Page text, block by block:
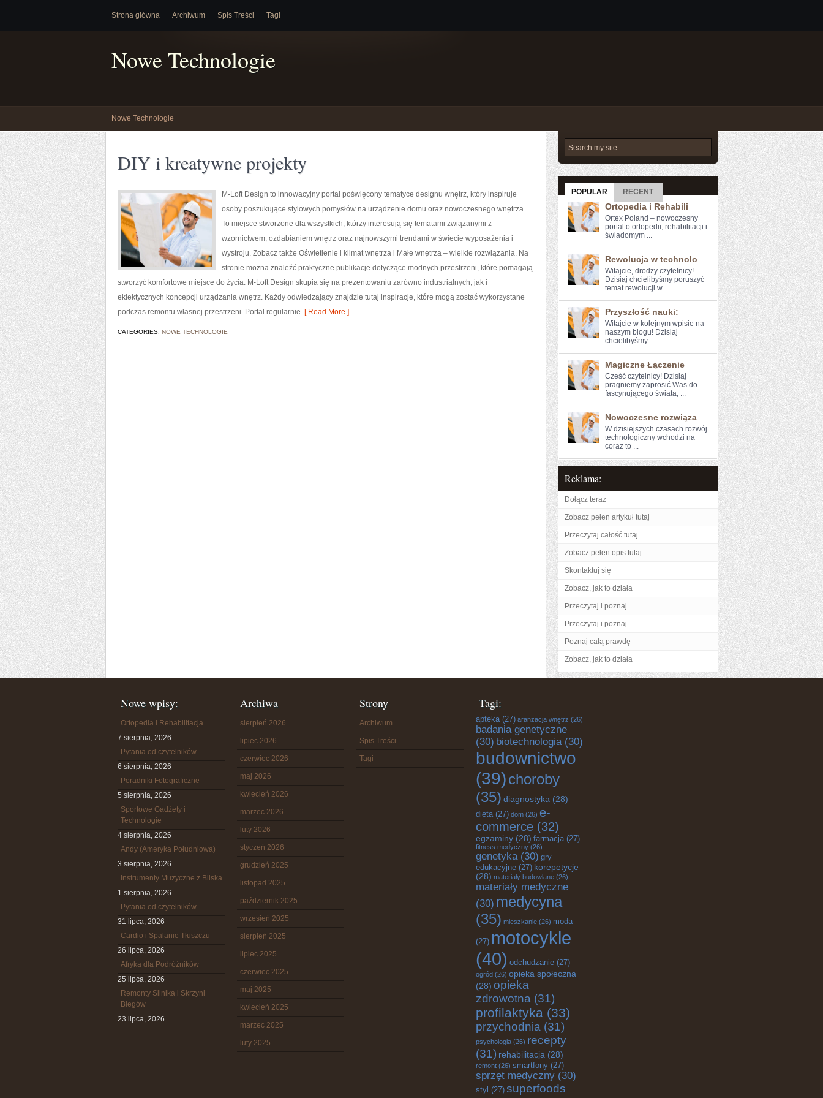
Strona główna Archiwum Spis Treści Tagi
Nowe Technologie
Nowe Technologie
DIY i kreatywne projekty
M-Loft Design to innowacyjny portal poświęcony tematyce designu wnętrz, który inspiruje
osoby poszukujące stylowych pomysłów na urządzenie domu oraz nowoczesnego wnętrza.
To miejsce stworzone dla wszystkich, którzy interesują się tematami związanymi z
wzornictwem, ozdabianiem wnętrz oraz najnowszymi trendami w świecie wyposażenia i
wystroju. Zobacz także Oświetlenie i klimat wnętrza i Małe wnętrza – wielkie rozwiązania. Na
stronie można znaleźć praktyczne publikacje dotyczące modnych przestrzeni, które pomagają
stworzyć komfortowe miejsce do życia. M-Loft Design skupia się na prezentowaniu zarówno industrialnych, jak i
eklektycznych koncepcji urządzania wnętrz. Każdy odwiedzający znajdzie tutaj inspiracje, które mogą zostać wykorzystane
podczas remontu własnej przestrzeni. Portal regularnie [ Read More ]
CATEGORIES: NOWE TECHNOLOGIE
POPULAR RECENT
Ortopedia i Rehabili
Ortex Poland – nowoczesny
portal o ortopedii, rehabilitacji i
świadomym ...
Rewolucja w technolo
Witajcie, drodzy⁤ czytelnicy!
Dzisiaj ​chcielibyśmy poruszyć
temat rewolucji w ...
Przyszłość nauki:
Witajcie w kolejnym wpisie na
naszym‍ blogu! Dzisiaj
chcielibyśmy ...
Magiczne Łączenie
Cześć ​czytelnicy! Dzisiaj
pragniemy zaprosić Was do
fascynującego świata, ...
Nowoczesne rozwiąza
W dzisiejszych czasach rozwój
technologiczny wchodzi na
coraz to ...
Reklama:
Dołącz teraz
Zobacz pełen artykuł tutaj
Przeczytaj całość tutaj
Zobacz pełen opis tutaj
Skontaktuj się
Zobacz, jak to działa
Przeczytaj i poznaj
Przeczytaj i poznaj
Poznaj całą prawdę
Zobacz, jak to działa
Nowe wpisy:
Ortopedia i Rehabilitacja
7 sierpnia, 2026
Pytania od czytelników
6 sierpnia, 2026
Poradniki Fotograficzne
5 sierpnia, 2026
Sportowe Gadżety i
Technologie
4 sierpnia, 2026
Andy (Ameryka Południowa)
3 sierpnia, 2026
Instrumenty Muzyczne z Bliska
1 sierpnia, 2026
Pytania od czytelników
31 lipca, 2026
Cardio i Spalanie Tłuszczu
26 lipca, 2026
Afryka dla Podróżników
25 lipca, 2026
Remonty Silnika i Skrzyni
Biegów
23 lipca, 2026
Archiwa
sierpień 2026
lipiec 2026
czerwiec 2026
maj 2026
kwiecień 2026
marzec 2026
luty 2026
styczeń 2026
grudzień 2025
listopad 2025
październik 2025
wrzesień 2025
sierpień 2025
lipiec 2025
czerwiec 2025
maj 2025
kwiecień 2025
marzec 2025
luty 2025
Strony
Archiwum
Spis Treści
Tagi
Tagi:
apteka(27) aranżacja wnętrz (26)
badania genetyczne
(30) biotechnologia(30)
budownictwo
(39)choroby
(35) diagnostyka (28)
dieta(27) dom (26) e-
commerce (32)
egzaminy (28) farmacja(27)
fitness medyczny (26)
genetyka(30) gry
edukacyjne (27) korepetycje
(28) materiały budowlane (26)
materiały medyczne
(30) medycyna
(35) mieszkanie (26) moda
(27) motocykle
(40) odchudzanie (27)
ogród (26) opieka społeczna
(28) opieka
zdrowotna (31)
profilaktyka (33)
przychodnia (31)
psychologia (26) recepty
(31) rehabilitacja (28)
remont (26) smartfony (27)
sprzęt medyczny (30)
styl (27) superfoods